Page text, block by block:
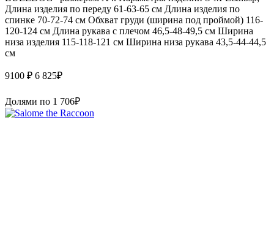
Длина изделия по переду 61-63-65 см Длина изделия по
спинке 70-72-74 см Обхват груди (ширина под проймой) 116-
120-124 см Длина рукава с плечом 46,5-48-49,5 см Ширина
низа изделия 115-118-121 см Ширина низа рукава 43,5-44-44,5
см
9100 ₽ 6 825₽
Долями по 1 706₽